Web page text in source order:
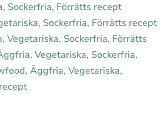
Sockerfria, Förrätts recept
Sockerfria, Förrätts recept
Vegetariska, Sockerfria, Förrätts
Vegetariska, Sockerfria,
Äggfria, Vegetariska,